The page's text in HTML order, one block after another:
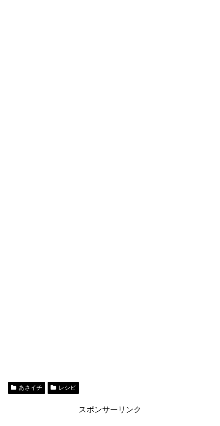
あさイチ レシピ
スポンサーリンク